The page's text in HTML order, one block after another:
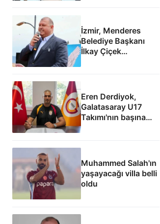
İzmir, Menderes
Belediye Başkanı
İlkay Çiçek
Eren Derdiyok,
Galatasaray U17
Takımı'nın başına
geçti
Muhammed Salah'ın
yaşayacağı villa belli
oldu